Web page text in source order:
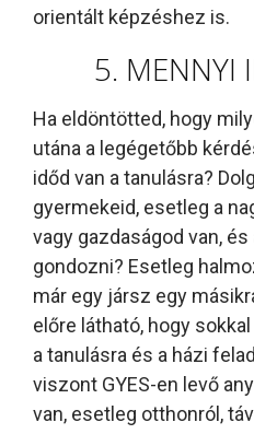
orientált képzéshez is.
5. MENNYI
Ha eldöntötted, hogy
utána a legégetőbb
időd van a tanulásra?
gyermekeid, esetleg a
vagy gazdaságod van, és
gondozni? Esetleg
már egy jársz egy
előre látható, hogy
a tanulásra és a házi
viszont GYES-en levő
van, esetleg otthonról,